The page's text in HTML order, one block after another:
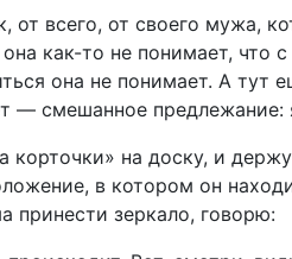
от всего, от своего мужа,
как-то не понимает, что
она не понимает. А тут
— смешанное предлежание:
корточки» на доску, и
в котором он
принести зеркало, говорю: